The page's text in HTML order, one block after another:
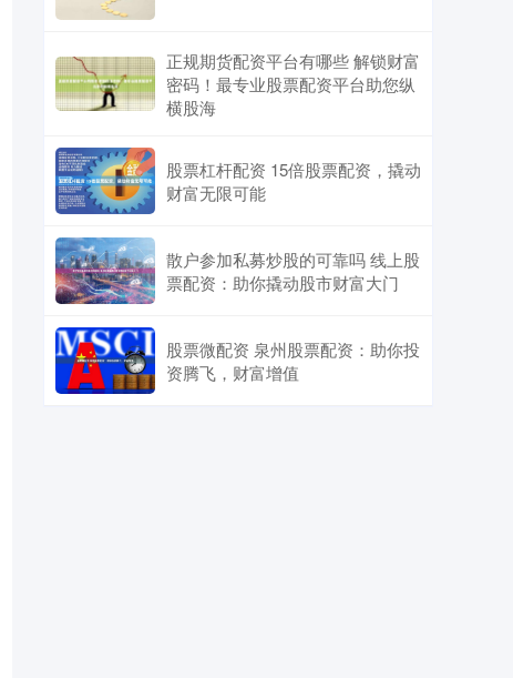
正规期货配资平台有哪些 解锁财富
密码！最专业股票配资平台助您纵
横股海
股票杠杆配资 15倍股票配资，撬动
财富无限可能
散户参加私募炒股的可靠吗 线上股
票配资：助你撬动股市财富大门
股票微配资 泉州股票配资：助你投
资腾飞，财富增值